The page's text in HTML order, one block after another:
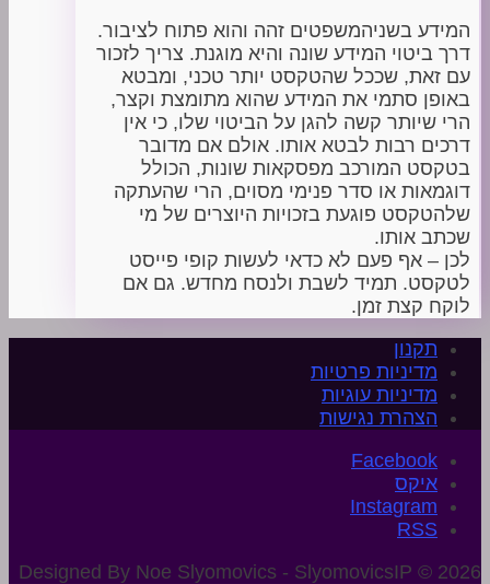
המידע בשניהמשפטים זהה והוא פתוח לציבור.
דרך ביטוי המידע שונה והיא מוגנת. צריך לזכור
עם זאת, שככל שהטקסט יותר טכני, ומבטא
באופן סתמי את המידע שהוא מתומצת וקצר,
הרי שיותר קשה להגן על הביטוי שלו, כי אין
דרכים רבות לבטא אותו. אולם אם מדובר
בטקסט המורכב מפסקאות שונות, הכולל
דוגמאות או סדר פנימי מסוים, הרי שהעתקה
שלהטקסט פוגעת בזכויות היוצרים של מי
שכתב אותו.
לכן – אף פעם לא כדאי לעשות קופי פייסט
לטקסט. תמיד לשבת ולנסח מחדש. גם אם
לוקח קצת זמן.
תקנון
מדיניות פרטיות
מדיניות עוגיות
הצהרת נגישות
איקס
Instagram
Designed By Noe Slyomovics - SlyomovicsIP © 2026